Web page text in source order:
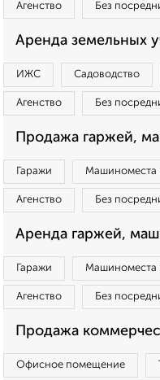
Агенство Без
Аренда земельных
ИЖС Садоводство
Агенство Без
Продажа гаржей,
Гаражи Машиноместа
Агенство Без
Аренда гаржей,
Гаражи Машиноместа
Агенство Без
Продажа
Офисное помещение